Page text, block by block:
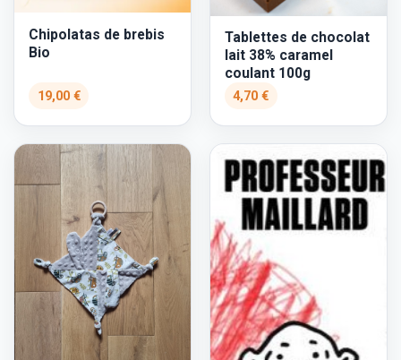
Chipolatas de brebis
Bio
19,00 €
Tablettes de chocolat
lait 38% caramel
coulant 100g
4,70 €